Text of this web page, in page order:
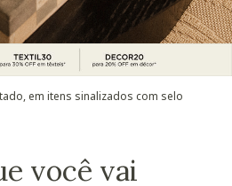
em itens sinalizados com selo
você vai